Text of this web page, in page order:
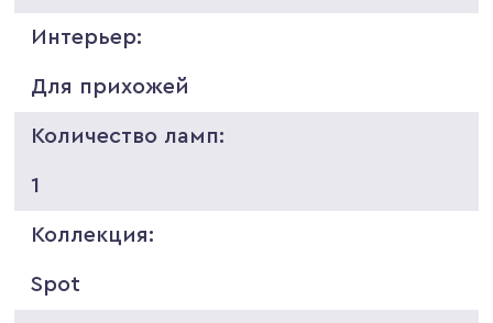
Интерьер:
Для прихожей
Количество ламп:
1
Коллекция:
Spot